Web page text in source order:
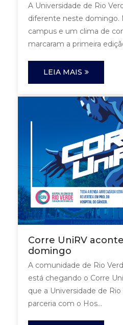
A Universidade de Rio
diferente neste domingo.
campus e um clima de
marcaram a primeira
LEIA MAIS
Corre UniRV
domingo
A comunidade de Rio
está chegando o Corre
que a Universidade de
parceria com o Hos...